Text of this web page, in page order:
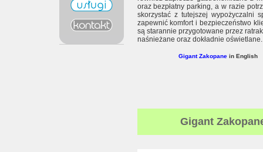
oraz bezpłatny parking, a w razie
skorzystać z tutejszej wypożyczalni
zapewnić komfort i bezpieczeństwo
są starannie przygotowane przez
naśnieżane oraz dokładnie oświetlane.
Gigant Zakopanein English
Gigant